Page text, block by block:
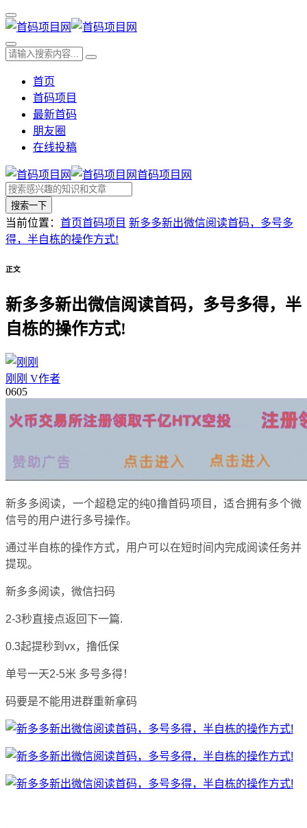
首页
首码项目
最新首码
朋友圈
在线投稿
首码项目网
搜索一下
当前位置： 首页首码项目 新多多新出微信阅读首码，多号多
得，半自栋的操作方式!
正文
新多多新出微信阅读首码，多号多得，半
自栋的操作方式!
刚刚 V作者
0605
新多多阅读，一个超稳定的纯0撸首码项目，适合拥有多个微
信号的用户进行多号操作。
通过半自栋的操作方式，用户可以在短时间内完成阅读任务并
提现。
新多多阅读，微信扫码
2-3秒直接点返回下一篇.
0.3起提秒到vx，撸低保
单号一天2-5米 多号多得！
码要是不能用进群重新拿码